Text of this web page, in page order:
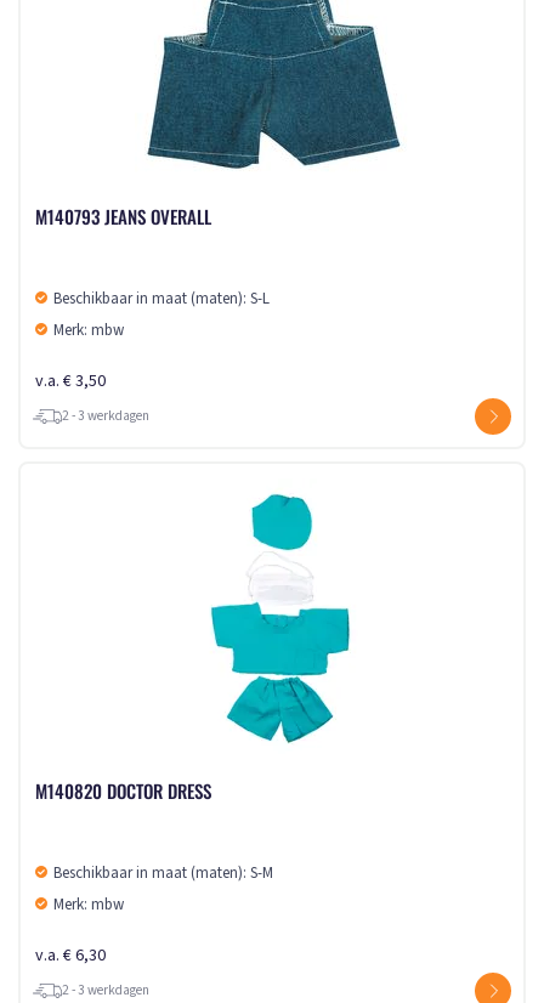
M140793 JEANS OVERALL
Beschikbaar in maat (maten): S-L
Merk: mbw
v.a. € 3,50
2 - 3 werkdagen
M140820 DOCTOR DRESS
Beschikbaar in maat (maten): S-M
Merk: mbw
v.a. € 6,30
2 - 3 werkdagen